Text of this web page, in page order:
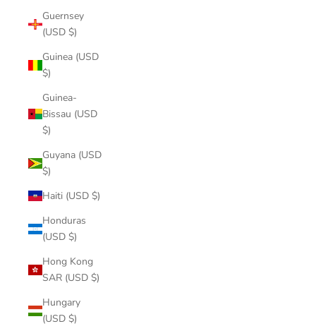
Guernsey
(USD $)
Guinea (USD
$)
Guinea-
Bissau (USD
$)
Guyana (USD
$)
Haiti (USD $)
Honduras
(USD $)
Hong Kong
SAR (USD $)
Hungary
(USD $)